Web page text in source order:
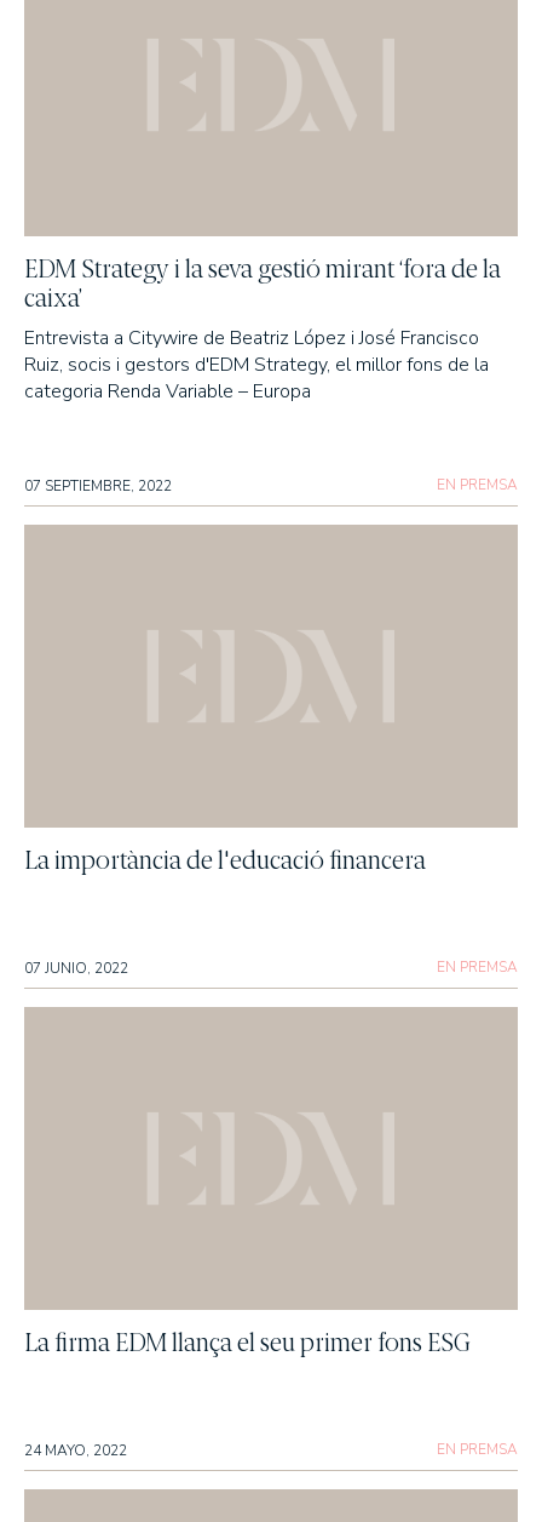
EDM Strategy i la seva gestió mirant ‘fora de la
caixa’
Entrevista a Citywire de Beatriz López i José Francisco
Ruiz, socis i gestors d'EDM Strategy, el millor fons de la
categoria Renda Variable – Europa
07 SEPTIEMBRE, 2022 EN PREMSA
La importància de l'educació financera
07 JUNIO, 2022 EN PREMSA
La firma EDM llança el seu primer fons ESG
24 MAYO, 2022 EN PREMSA